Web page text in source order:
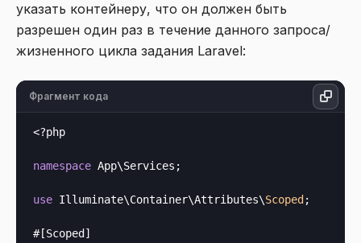
указать контейнеру, что он должен быть
разрешен один раз в течение данного запроса/
жизненного цикла задания Laravel:
Фрагмент кода
<?php
namespace App\Services;
use Illuminate\Container\Attributes\Scoped ;